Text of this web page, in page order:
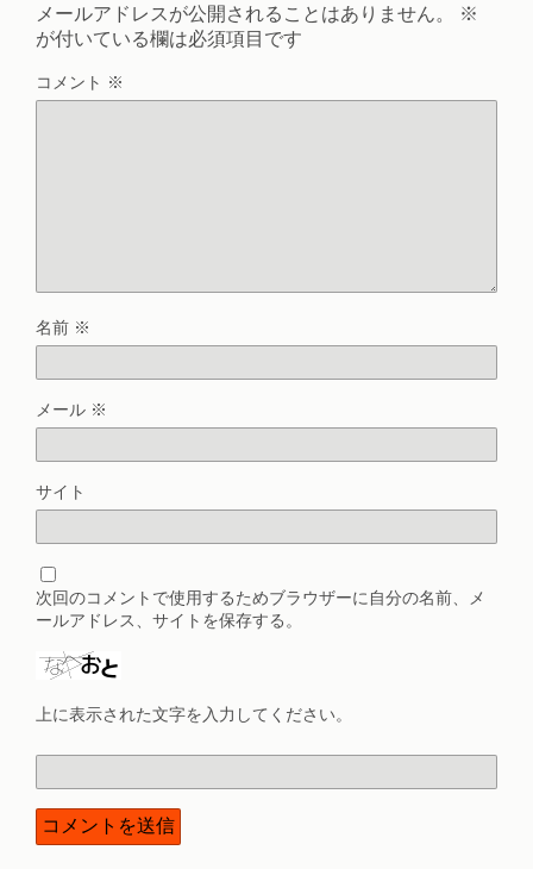
メールアドレスが公開されることはありません。
※
が付いている欄は必須項目です
コメント ※
名前 ※
メール ※
サイト
次回のコメントで使用するためブラウザーに自分の名前、メ
ールアドレス、サイトを保存する。
上に表示された文字を入力してください。